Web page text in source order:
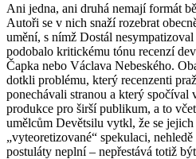
Ani jedna, ani druhá nemají formát
Autoři se v nich snaží rozebrat
umění, s nímž Dostál
podobalo kritickému tónu recenzí
Čapka nebo Václava Nebeského.
dotkli problému, který recenzenti
ponechávali stranou a který spočíval
produkce pro širší publikum, a to
umělcům Devětsilu vytkl, že se jejich
„vyteoretizované“ spekulaci,
postuláty neplní – nepřestává totiž